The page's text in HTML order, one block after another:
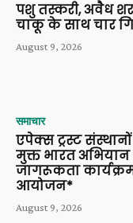
पशु तस्करी, अवैध
चाकू के साथ चार
August 9, 2026
समाचार
एपेक्स ट्रस्ट
मुक्त भारत
जागरूकता
आयोजन*
August 9, 2026